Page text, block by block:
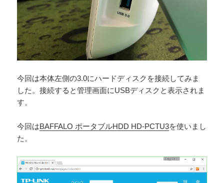
今回は本体左側の3.0にハードディスクを接続してみま
した。接続すると管理画面にUSBディスクと表示されま
す。
今回はBAFFALO ポータブルHDD HD-PCTU3を使いまし
た。